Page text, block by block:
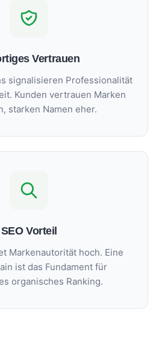
Vertrauen
signalisieren Professionalität
Kunden vertrauen Marken
starken Namen eher.
SEO Vorteil
Markenautorität hoch. Eine
ist das Fundament für
organisches Ranking.